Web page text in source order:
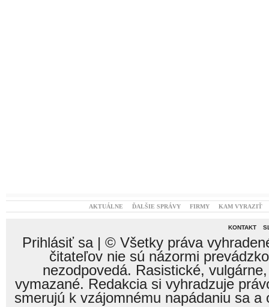
AKTUÁLNE ĎALŠIE SPRÁVY FIRMY KAM VYRAZIŤ
KONTAKT
Prihlásiť sa| © Všetky práva
čitateľov nie sú názormi
nezodpovedá. Rasistické,
vymazané. Redakcia si vyhradzuje
smerujú k vzájomnému napádaniu sa